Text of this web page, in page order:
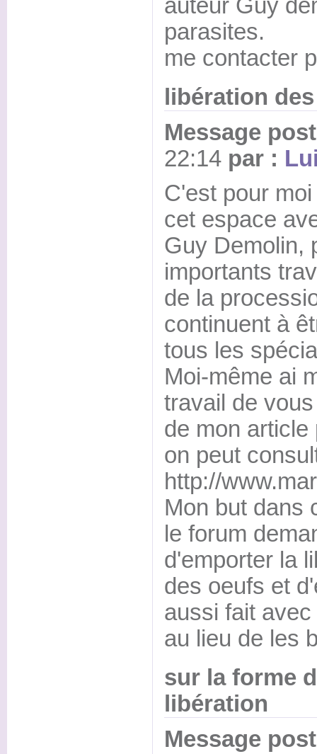
auteur Guy
parasites.
me contacter
libération
Message
22:14 par :
C'est pour
cet espace
Guy Demolin,
importants
de la
continuent à
tous les
Moi-même ai
travail de
de mon article
on peut
http://
Mon but dans
le forum
d'emporter la
des oeufs et
aussi fait
au lieu de les
sur la forme
libération
Message